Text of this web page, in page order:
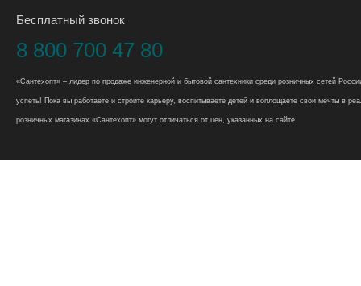
Бесплатный звонок
8 800 700 47 80
«Сантехопт» – лидер по продаже инженерной и бытовой сантехники среди розничных сетей
успеть! Пока вы работаете и строите карьеру, воспитываете детей и воплощаете свои мечты в
розничных магазинах «Сантехопт» могут отличаться от цен, указанных на сайте.